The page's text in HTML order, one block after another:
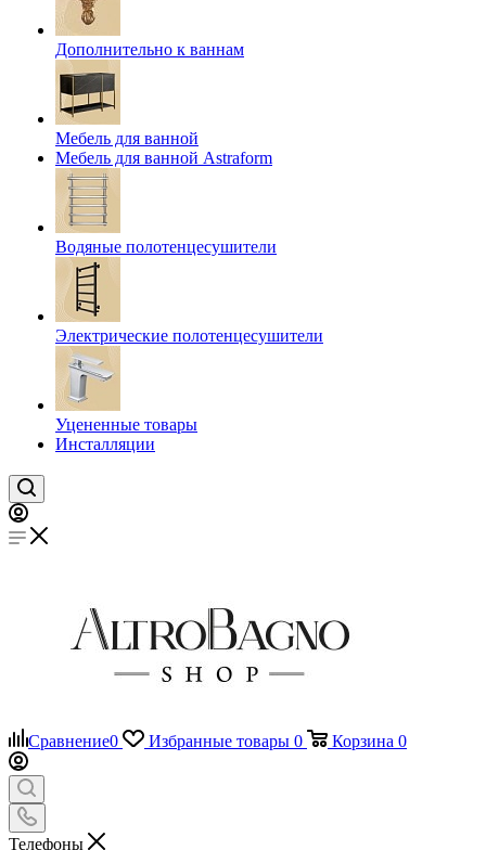
Дополнительно к ваннам
Мебель для ванной
Мебель для ванной Astraform
Водяные полотенцесушители
Электрические полотенцесушители
Уцененные товары
Инсталляции
Сравнение0 Избранные товары 0 Корзина 0
Телефоны